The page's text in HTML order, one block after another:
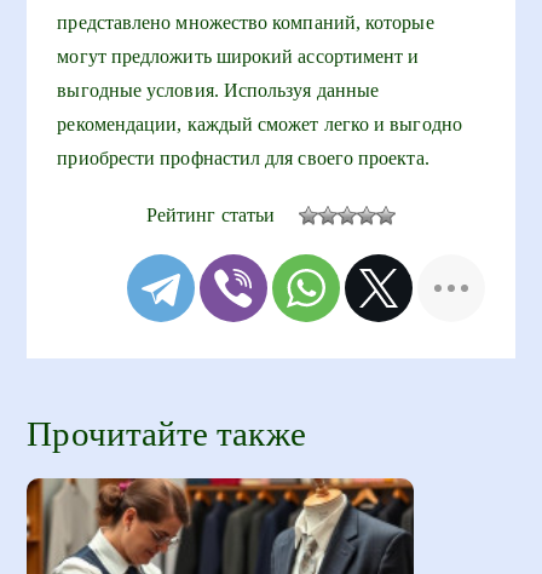
представлено множество компаний, которые
могут предложить широкий ассортимент и
выгодные условия. Используя данные
рекомендации, каждый сможет легко и выгодно
приобрести профнастил для своего проекта.
Рейтинг статьи
Прочитайте также